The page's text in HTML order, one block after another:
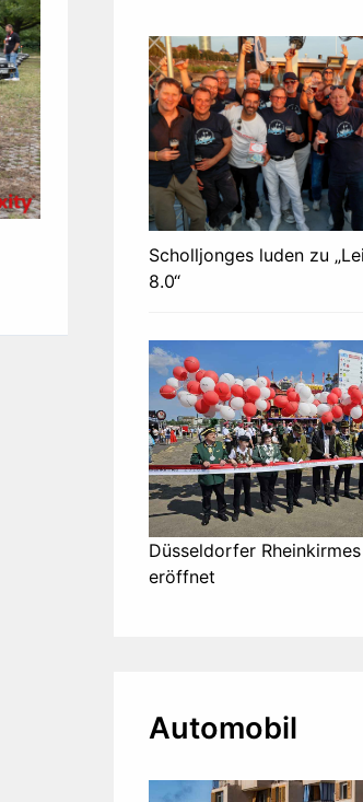
Scholljonges luden zu
8.0“
Düsseldorfer
eröffnet
Automobil